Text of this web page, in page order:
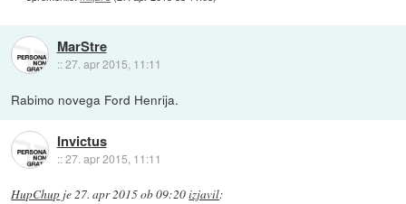
MarStre
::27. apr 2015, 11:11
Rabimo novega Ford Henrija.
Invictus
::27. apr 2015, 11:11
HupChup je27. apr 2015 ob 09:20izjavil: